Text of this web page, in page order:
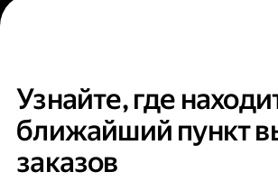
Узнайте, где
ближайший пункт
заказов